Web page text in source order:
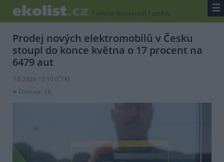
/ zelená domácnost/ zprávy ☰
Prodej nových elektromobilů v Česku
stoupl do konce května o 17 procent na
6479 aut
7.6.2026 12:10 (ČTK)
Diskuse: 16